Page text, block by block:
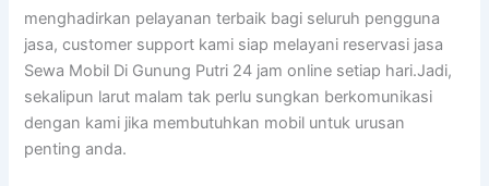
menghadirkan pelayanan terbaik bagi seluruh pengguna
jasa, customer support kami siap melayani reservasi jasa
Sewa Mobil Di Gunung Putri 24 jam online setiap hari.Jadi,
sekalipun larut malam tak perlu sungkan berkomunikasi
dengan kami jika membutuhkan mobil untuk urusan
penting anda.